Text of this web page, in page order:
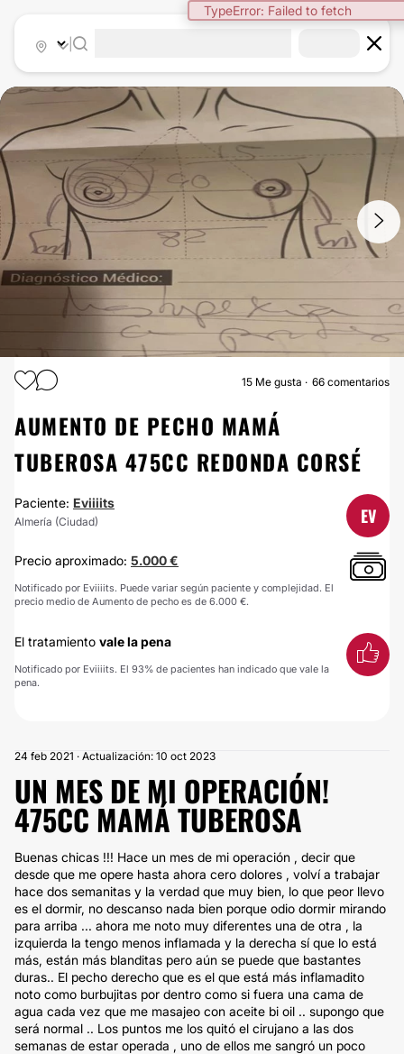
AUMENTO DE PECHO
15 Me gusta 66 comentarios
AUMENTO DE PECHO MAMÁ
TUBEROSA 475CC REDONDA CORSÉ
Paciente: Eviiiits
Almería (Ciudad) EV
Precio aproximado: 5.000 €
Notificado por Eviiiits. Puede variar según paciente y complejidad. El
precio medio de Aumento de pecho es de 6.000 €.
El tratamiento vale la pena
Notificado por Eviiiits. El 93% de pacientes han indicado que vale la
pena.
24 feb 2021 · Actualización: 10 oct 2023
UN MES DE MI OPERACIÓN!
475CC MAMÁ TUBEROSA
Buenas chicas !!! Hace un mes de mi operación , decir que
desde que me opere hasta ahora cero dolores , volví a trabajar
hace dos semanitas y la verdad que muy bien, lo que peor llevo
es el dormir, no descanso nada bien porque odio dormir mirando
para arriba ... ahora me noto muy diferentes una de otra , la
izquierda la tengo menos inflamada y la derecha sí que lo está
más, están más blanditas pero aún se puede que bastantes
duras.. El pecho derecho que es el que está más inflamadito
noto como burbujitas por dentro como si fuera una cama de
agua cada vez que me masajeo con aceite bi oil .. supongo que
será normal .. Los puntos me los quitó el cirujano a las dos
semanas de estar operada , uno de ellos me sangró un poco